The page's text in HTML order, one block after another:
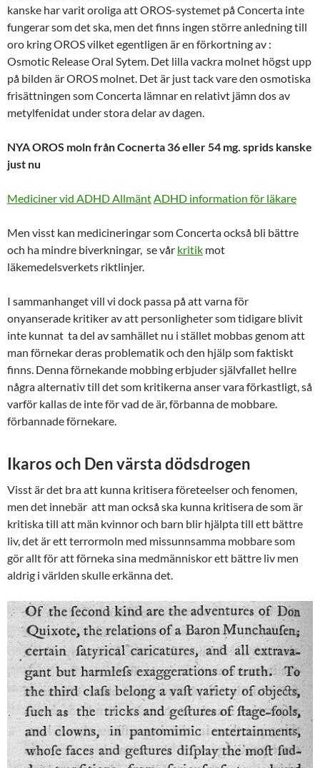
kanske har varit oroliga att OROS-systemet på Concerta inte
fungerar som det ska, men det finns ingen större anledning till
oro kring OROS vilket egentligen är en förkortning av :
Osmotic Release Oral Sytem. Det lilla vackra molnet högst upp
på bilden är OROS molnet. Det är just tack vare den osmotiska
frisättningen som Concerta lämnar en relativt jämn dos av
metylfenidat under stora delar av dagen.
NYA OROS moln från Cocnerta 36 eller 54 mg. sprids kanske
just nu
Mediciner vid ADHD AllmäntADHD information för läkare
Men visst kan medicineringar som Concerta också bli bättre
och ha mindre biverkningar, se vår kritik mot
läkemedelsverkets riktlinjer.
I sammanhanget vill vi dock passa på att varna för
onyanserade kritiker av att personligheter som tidigare blivit
inte kunnat ta del av samhället nu i stället mobbas genom att
man förnekar deras problematik och den hjälp som faktiskt
finns. Denna förnekande mobbing erbjuder självfallet hellre
några alternativ till det som kritikerna anser vara förkastligt, så
varför kallas de inte för vad de är, förbanna de mobbare.
förbannade förnekare.
Ikaros och Den värsta dödsdrogen
Visst är det bra att kunna kritisera företeelser och fenomen,
men det innebär att man också ska kunna kritisera de som är
kritiska till att män kvinnor och barn blir hjälpta till ett bättre
liv, det är ett terrormoln med missunnsamma mobbare som
gör allt för att förneka sina medmänniskor ett bättre liv men
aldrig i världen skulle erkänna det.